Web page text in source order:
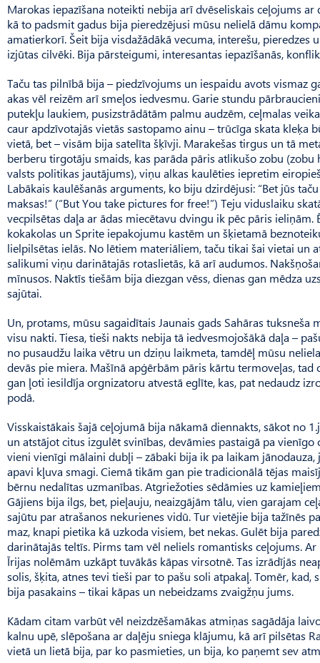
Marokas iepazīšana noteikti nebija arī dvēseliskais ceļojums
kā to padsmit gadus bija pieredzējusi mūsu nelielā dāmu
amatierkorī. Šeit bija visdažādākā vecuma, interešu, pieredzes
izjūtas cilvēki. Bija pārsteigumi, interesantas iepazīšanās,
Taču tas pilnībā bija – piedzīvojums un iespaidu avots vismaz
akas vēl reizēm arī smeļos iedvesmu. Garie stundu
putekļu laukiem, pusizstrādātām palmu audzēm, ceļmalas
caur apdzīvotajās vietās sastopamo ainu – trūcīga skata kleķa
vietā, bet – visām bija satelīta šķīvji. Marakešas tirgus un tā
berberu tirgotāju smaids, kas parāda pāris atlikušo zobu (zobu
valsts politikas jautājums), viņu alkas kaulēties iepretim
Labā­kais kaulēšanās arguments, ko biju dzirdējusi: “Bet jūs
maksas!” (“But You take pictures for free!”) Teju viduslaiku
vecpilsētas daļa ar ādas miecētavu dvingu ik pēc pāris ieliņām.
kokakolas un Sprite iepakojumu kastēm un šķietamā
lielpilsētas ielās. No lētiem materi­āliem, taču tikai šai vietai un
salikumi viņu darinātajās rotaslietās, kā arī audumos.
mīnusos. Naktīs tiešām bija diezgan vēss, dienas gan mēdza
sajūtai.
Un, protams, mūsu sagaidītais Jaunais gads Sahāras tuksneša
visu nakti. Tiesa, tieši nakts nebija tā iedvesmojošākā daļa –
no pusaudžu laika vētru un dziņu laikmeta, tamdēļ mūsu
devās pie miera. Mašīnā apģērbām pāris kārtu termoveļas,
gan ļoti iesildīja orgnizatoru atvestā eglīte, kas, pat nedaudz
podā.
Visskaistākais šajā ceļojumā bija nākamā diennakts, sākot no
un atstājot citus izgulēt svinības, devāmies pastaigā pa
vieni vienīgi mālaini dubļi – zābaki bija ik pa laikam jānodauza,
apavi kļuva smagi. Ciemā tikām gan pie tradicionālā tējas
bērnu nedalītas uzmanības. Atgriežoties sēdāmies uz
Gājiens bija ilgs, bet, pieļauju, neaizgājām tālu, vien garajam
sajūtu par atrašanos nekurienes vidū. Tur vietējie bija tažīnēs
maz, knapi pietika kā uzkoda visiem, bet nekas. Gulēt bija
darinātajās teltīs. Pirms tam vēl neliels romantisks ceļojums.
Īrijas nolēmām uzkāpt tuvākās kāpas virsotnē. Tas izrādījās
solis, šķita, atnes tevi tieši par to pašu soli atpakaļ. Tomēr, kad,
bija pasakains – tikai kāpas un nebeidzams zvaigžņu jums.
Kādam citam varbūt vēl neizdzēšamākas atmiņas sagādāja
kalnu upē, slēpošana ar daļēju sniega klājumu, kā arī pilsētas
vietā un lietā bija, par ko pasmieties, un bija, ko paņemt sev